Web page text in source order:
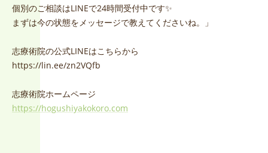
個別のご相談はLINEで24時間受付中です✨
まずは今の状態をメッセージで教えてくださいね。」
志療術院の公式LINEはこちらから
https://lin.ee/zn2VQfb
志療術院ホームページ
https://hogushiyakokoro.com